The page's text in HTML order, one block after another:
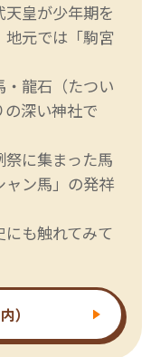
皇が少年期を
元では「駒宮
龍石（たつい
の深い神社で
に集まった馬
ャン馬」の発祥
も触れてみて
）